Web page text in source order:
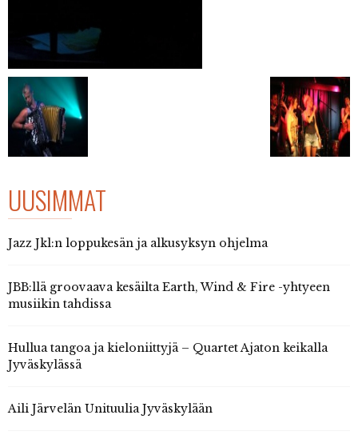
UUSIMMAT
Jazz Jkl:n loppukesän ja alkusyksyn ohjelma
JBB:llä groovaava kesäilta Earth, Wind & Fire -yhtyeen
musiikin tahdissa
Hullua tangoa ja kieloniittyjä – Quartet Ajaton keikalla
Jyväskylässä
Aili Järvelän Unituulia Jyväskylään